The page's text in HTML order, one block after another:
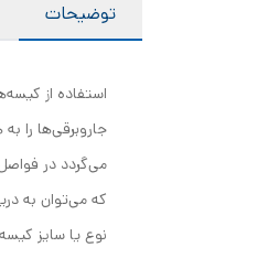
توضیحات
استفاده از
می‌گردد در